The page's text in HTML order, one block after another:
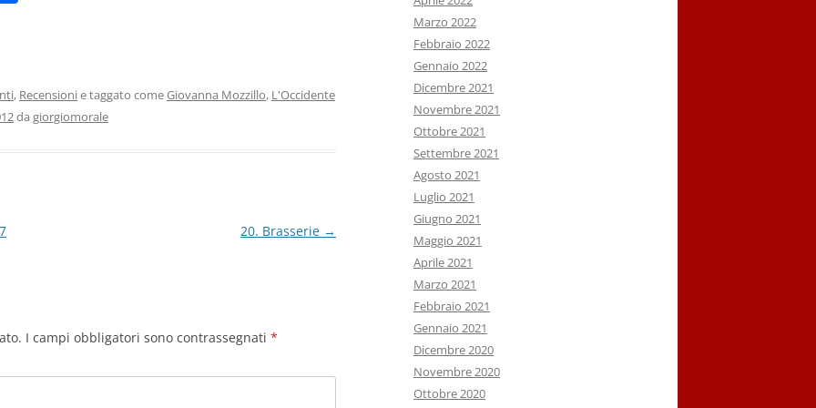
vi
di
, Recensionie taggato comeGiovanna Mozzillo, L'Occidente
da giorgiomorale
20. Brasserie →
I campi obbligatori sono contrassegnati *
Marzo 2022
Febbraio 2022
Gennaio 2022
Dicembre 2021
Novembre 2021
Ottobre 2021
Settembre 2021
Agosto 2021
Luglio 2021
Giugno 2021
Maggio 2021
Aprile 2021
Marzo 2021
Febbraio 2021
Gennaio 2021
Dicembre 2020
Novembre 2020
Ottobre 2020